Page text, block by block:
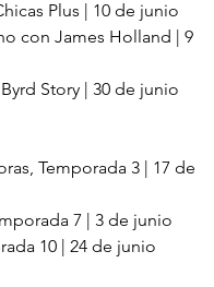
Plus | 10 de junio
con James Holland | 9
Story | 30 de junio
Temporada 3 | 17 de
7 | 3 de junio
10 | 24 de junio